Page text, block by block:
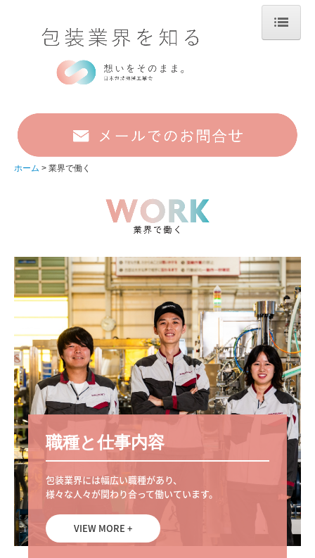
包装について
包装業界の取り組み
業界で働く人の声
イベント情報
訪問企業紹介
お知らせ
お問合せ
ホーム 業界で働く
職種と仕事内容
包装業界には幅広い職種があり、
様々な人々が関わり合って働いています。
VIEW MORE +